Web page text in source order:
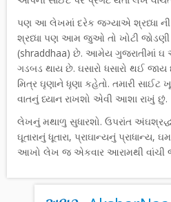
પણ આ લેખમાં દરેક જગ્યાએ શ્રધ્ધા
શ્રધ્ધા પણ આમ જુઓ તો ખોટી જોડણી
(shraddhaa) છે. આમેય ગુજરાતીમાં
ગડબડ થાય છે. ઘસારો ધસારો થઈ જાય
મિત્ર ઘૃણાને ધૃણા કહેતો. તમારી
વાતનું ધ્યાન રાખશો એવી આશા રાખું છું.
લેખનું મથાળુ સુધારશો. ઉપરાંત
ઘૂતારાનું ધૂતારા, પ્રાઘાન્યનું પ્રાધાન્ય,
આખો લેખ જ એકવાર આરામથી વાંચી